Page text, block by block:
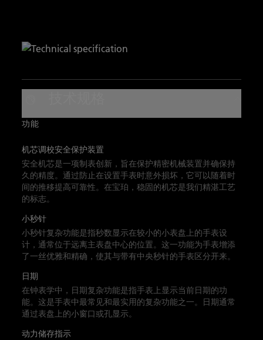
功能
机芯调校安全保护装置
安全机芯是一项制表创新，旨在保护精密机械装置并确保持
久的精度。通过防止在设置手表时意外损坏，它可以随着时
间的推移提高可靠性。在宝珀，稳固的机芯是我们精湛工艺
的标志。
小秒针
小秒针复杂功能是指秒数显示在较小的小表盘上的手表设
计，通常位于远离主表盘中心的位置。这一功能为手表增添
了一丝优雅和精确，使其与带有中央秒针的手表区分开来。
日期
在钟表学中，日期复杂功能是指手表上显示当前日期的功
能。这是手表中最常见和最实用的复杂功能之一。日期通常
通过表盘上的小窗口或孔显示。
动力储存指示